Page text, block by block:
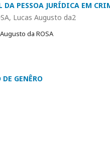
DA PESSOA JURÍDICA EM
Lucas Augusto da2
da ROSA
GENÊRO